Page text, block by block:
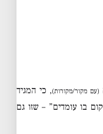
(עם מקור/מקורות), כי המגיד
בו עומדים” – שזו גם